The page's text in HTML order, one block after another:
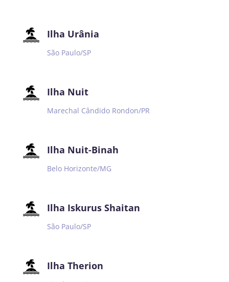
Ilha Urânia
São Paulo/SP
Ilha Nuit
Marechal Cândido Rondon/PR
Ilha Nuit-Binah
Belo Horizonte/MG
Ilha Iskurus Shaitan
São Paulo/SP
Ilha Therion